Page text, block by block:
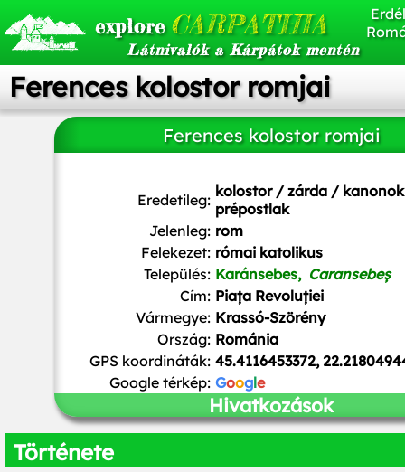
explore CARPATHIA
Látnivalók a Kárpátok mentén
Ferences kolostor romjai
Ferences kolostor romjai
Eredetileg: kolostor / zárda /
prépostlak
Jelenleg: rom
Felekezet: római katolikus
Település: Karánsebes, Caransebeș
Cím: Piața Revoluției
Vármegye: Krassó-Szörény
Ország: Románia
GPS koordináták: 45.4116453372,
Google térkép: Google
Hivatkozások
Története